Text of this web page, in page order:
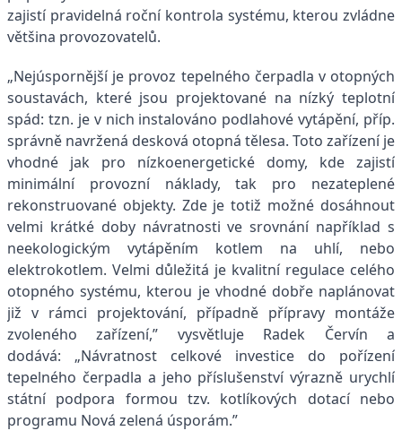
zajistí pravidelná roční kontrola systému, kterou zvládne
většina provozovatelů.
„Nejúspornější je provoz tepelného čerpadla v otopných
soustavách, které jsou projektované na nízký teplotní
spád: tzn. je v nich instalováno podlahové vytápění, příp.
správně navržená desková otopná tělesa. Toto zařízení je
vhodné jak pro nízkoenergetické domy, kde zajistí
minimální provozní náklady, tak pro nezateplené
rekonstruované objekty. Zde je totiž možné dosáhnout
velmi krátké doby návratnosti ve srovnání například s
neekologickým vytápěním kotlem na uhlí, nebo
elektrokotlem. Velmi důležitá je kvalitní regulace celého
otopného systému, kterou je vhodné dobře naplánovat
již v rámci projektování, případně přípravy montáže
zvoleného zařízení,” vysvětluje Radek Červín a
dodává: „Návratnost celkové investice do pořízení
tepelného čerpadla a jeho příslušenství výrazně urychlí
státní podpora formou tzv. kotlíkových dotací nebo
programu Nová zelená úsporám.”